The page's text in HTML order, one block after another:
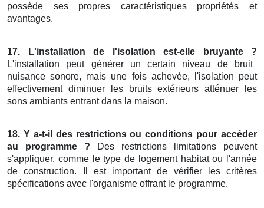
possède ses propres caractéristiques propriétés et
avantages.
17. L'installation de l'isolation est-elle bruyante ?
L'installation peut générer un certain niveau de bruit
nuisance sonore, mais une fois achevée, l'isolation peut
effectivement diminuer les bruits extérieurs atténuer les
sons ambiants entrant dans la maison.
18. Y a-t-il des restrictions ou conditions pour accéder
au programme ? Des restrictions limitations peuvent
s'appliquer, comme le type de logement habitat ou l'année
de construction. Il est important de vérifier les critères
spécifications avec l'organisme offrant le programme.